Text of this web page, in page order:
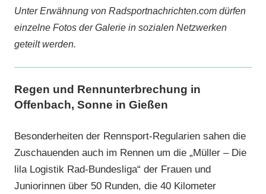
Unter Erwähnung von Radsportnachrichten.com dürfen
einzelne Fotos der Galerie in sozialen Netzwerken
geteilt werden.
Regen und Rennunterbrechung in
Offenbach, Sonne in Gießen
Besonderheiten der Rennsport-Regularien sahen die
Zuschauenden auch im Rennen um die „Müller – Die
lila Logistik Rad-Bundesliga“ der Frauen und
Juniorinnen über 50 Runden, die 40 Kilometer